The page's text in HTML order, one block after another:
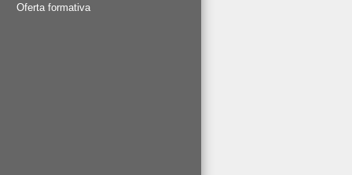
Oferta formativa